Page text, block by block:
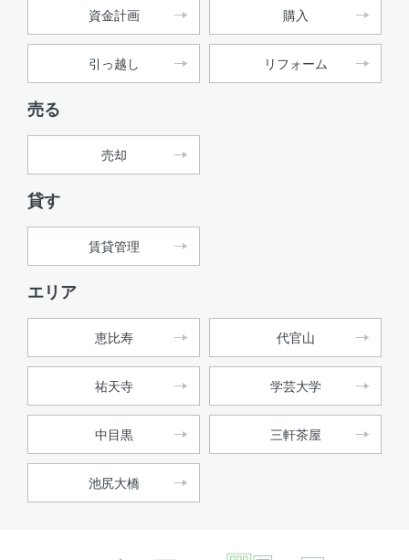
資金計画 購入
引っ越し リフォーム
売る
売却
貸す
賃貸管理
エリア
恵比寿 代官山
祐天寺 学芸大学
中目黒 三軒茶屋
池尻大橋